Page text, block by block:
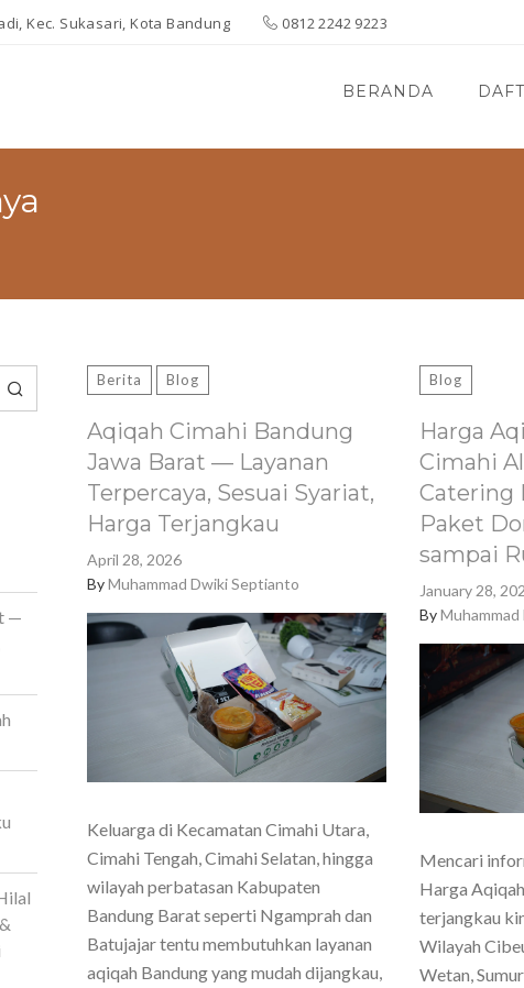
Kec. Sukasari, Kota Bandung 0812 2242 9223
BERANDA
Berita Blog
Aqiqah Cimahi Bandung
Jawa Barat — Layanan
Terpercaya, Sesuai Syariat,
Harga Terjangkau
April 28, 2026
ByMuhammad Dwiki Septianto
Keluarga di Kecamatan Cimahi Utara,
Cimahi Tengah, Cimahi Selatan, hingga
wilayah perbatasan Kabupaten
Bandung Barat seperti Ngamprah dan
Batujajar tentu membutuhkan layanan
aqiqah Bandung yang mudah dijangkau,
Blog
Harga
Cimahi
Catering
Paket
sampai
January 28,
By
Mencari
Harga
terjangkau
Wilayah
Wetan,
—